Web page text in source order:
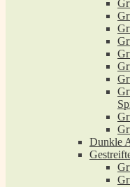
Dunkle